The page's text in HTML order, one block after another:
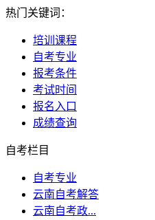
热门关键词：
培训课程
自考专业
报考条件
考试时间
报名入口
成绩查询
自考栏目
自考专业
云南自考解答
云南自考政...